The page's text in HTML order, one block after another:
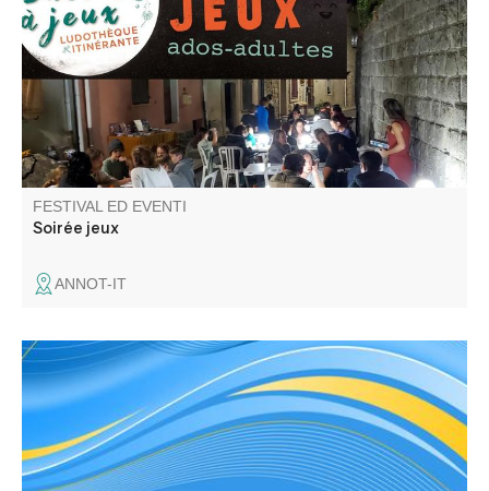
par la ludothèque itinérante Bulles à jeux.
FESTIVAL ED EVENTI
Soirée jeux
ANNOT-IT
Omaggio ai caduti, deposizione di corone e discorsi.